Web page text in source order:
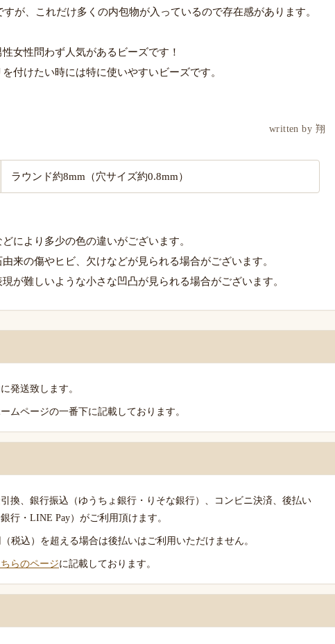
が、これだけ多くの内包物が入っているので存在感があります。
女性問わず人気があるビーズです！
付けたい時には特に使いやすいビーズです。
written by 翔
ラウンド約8mm（穴サイズ約0.8mm）
により多少の色の違いがございます。
来の傷やヒビ、欠けなどが見られる場合がございます。
が難しいような小さな凹凸が見られる場合がございます。
発送致します。
ムページの一番下に記載しております。
換、銀行振込（ゆうちょ銀行・りそな銀行）、コンビニ決済、後払い
行・LINE Pay）がご利用頂けます。
税込）を超える場合は後払いはご利用いただけません。
ちらのページに記載しております。